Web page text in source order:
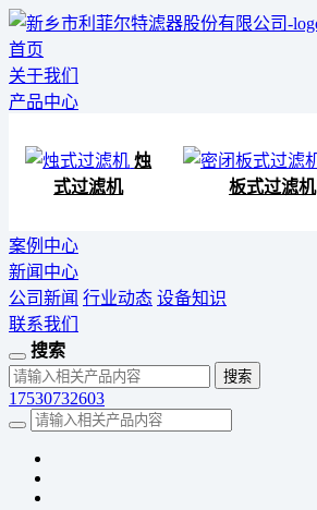
首页
关于我们
产品中心
烛
式过滤机
板式过滤机
案例中心
新闻中心
公司新闻 行业动态 设备知识
联系我们
搜索
17530732603